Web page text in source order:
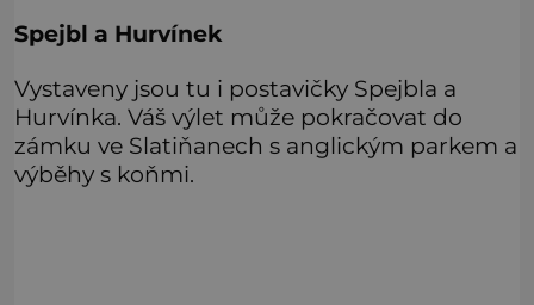
Spejbl a Hurvínek
Vystaveny jsou tu i postavičky Spejbla a
Hurvínka. Váš výlet může pokračovat do
zámku ve Slatiňanech s anglickým parkem a
výběhy s koňmi.